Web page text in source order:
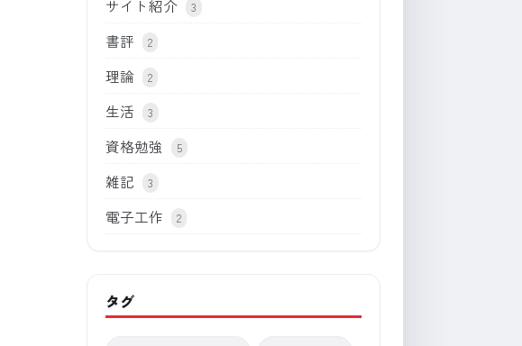
サイト紹介 3
書評 2
理論 2
生活 3
資格勉強 5
雑記 3
電子工作 2
タグ